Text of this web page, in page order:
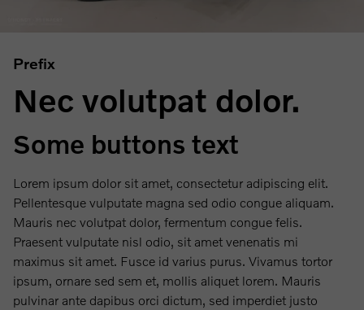
Prefix
Nec volutpat dolor.
Some buttons text
Lorem ipsum dolor sit amet, consectetur adipiscing elit.
Pellentesque vulputate magna sed odio congue aliquam.
Mauris nec volutpat dolor, fermentum congue felis.
Praesent vulputate nisl odio, sit amet venenatis mi
maximus sit amet. Fusce id varius purus. Vivamus tortor
ipsum, ornare sed sem et, mollis aliquet lorem. Mauris
pulvinar ante dapibus orci dictum, sed imperdiet justo